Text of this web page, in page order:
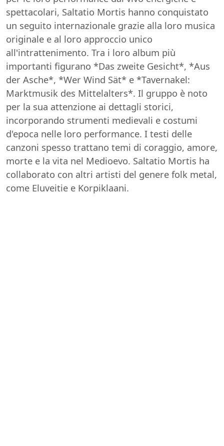
spettacolari, Saltatio Mortis hanno conquistato
un seguito internazionale grazie alla loro musica
originale e al loro approccio unico
all'intrattenimento. Tra i loro album più
importanti figurano *Das zweite Gesicht*, *Aus
der Asche*, *Wer Wind Sät* e *Tavernakel:
Marktmusik des Mittelalters*. Il gruppo è noto
per la sua attenzione ai dettagli storici,
incorporando strumenti medievali e costumi
d'epoca nelle loro performance. I testi delle
canzoni spesso trattano temi di coraggio, amore,
morte e la vita nel Medioevo. Saltatio Mortis ha
collaborato con altri artisti del genere folk metal,
come Eluveitie e Korpiklaani.